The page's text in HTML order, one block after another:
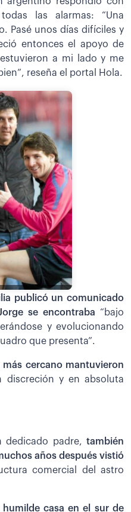
las alarmas: “Una
Pasé unos días difíciles y
entonces el apoyo de
a mi lado y me
reseña el portal Hola.
publicó un comunicado
se encontraba “bajo
y evolucionando
que presenta”.
cercano mantuvieron
discreción y en absoluta
dedicado padre, también
años después vistió
comercial del astro
casa en el sur de